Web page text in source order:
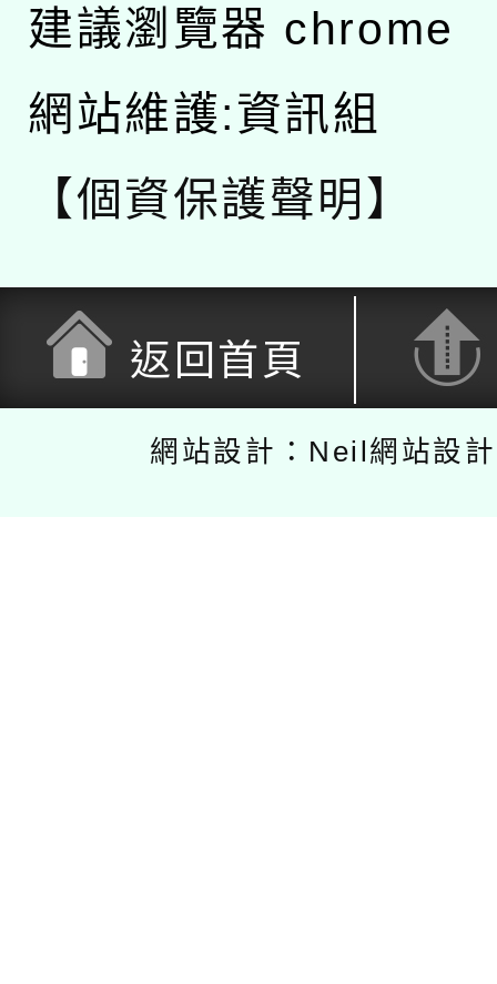
建議瀏覽器 chrome
網站維護:資訊組
【個資保護聲明】
返回首頁
網站設計：Neil網站設